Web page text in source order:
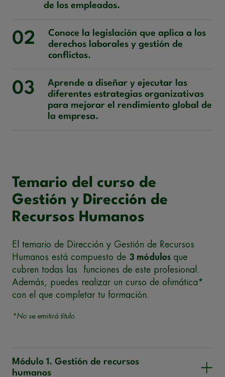
de los empleados.
02
Conoce la legislación que aplica a los
derechos laborales y gestión de
conflictos.
03
Aprende a diseñar y ejecutar las
diferentes estrategias organizativas
para mejorar el rendimiento global de
la empresa.
Temario del curso de
Gestión y Dirección de
Recursos Humanos
El temario de Dirección y Gestión de Recursos
Humanos está compuesto de 3 módulos que
cubren todas las funciones de este profesional.
Además, puedes realizar un curso de ofimática*
con el que completar tu formación.
*No se emitirá título.
Módulo 1. Gestión de recursos
humanos